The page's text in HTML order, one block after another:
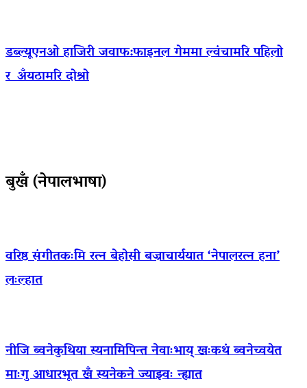
डब्ल्यूएनओ हाजिरी जवाफ:फाइनल गेममा ल्वंचामरि पहिलो
र अँयठामरि दोश्रो
बुखँ (नेपालभाषा)
वरिष्ठ संगीतकःमि रत्न बेहोसी बज्राचार्ययात ‘नेपालरत्न हना’
लःल्हात
नीजि ब्वनेकुथिया स्यनामिपिन्त नेवाःभाय् खःकथं ब्वनेच्वयेत
माःगु आधारभूत खँ स्यनेकने ज्याझ्वः न्ह्यात